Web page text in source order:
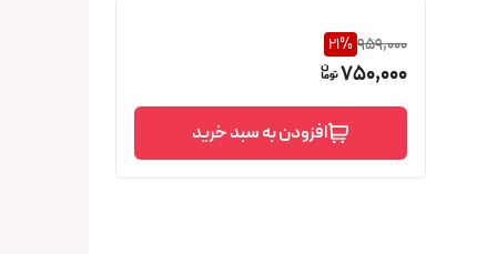
959,000
21%
750,000
افزودن به سبد خرید